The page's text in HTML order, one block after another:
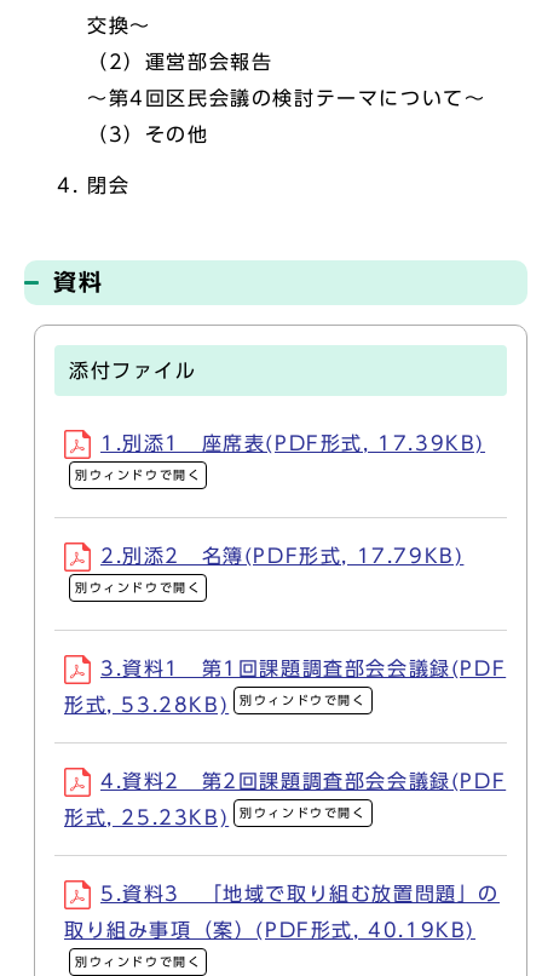
交換～
（2）運営部会報告
～第4回区民会議の検討テーマについて～
（3）その他
閉会
資料
添付ファイル
1.別添1 座席表(PDF形式, 17.39KB)
別ウィンドウで開く
2.別添2 名簿(PDF形式, 17.79KB)
別ウィンドウで開く
3.資料1 第1回課題調査部会会議録(PDF
形式, 53.28KB)
別ウィンドウで開く
4.資料2 第2回課題調査部会会議録(PDF
形式, 25.23KB)
別ウィンドウで開く
5.資料3 「地域で取り組む放置問題」の
取り組み事項（案）(PDF形式, 40.19KB)
別ウィンドウで開く